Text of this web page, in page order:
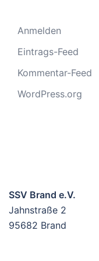
Anmelden
Eintrags-Feed
Kommentar-Feed
WordPress.org
SSV Brand e.V.
Jahnstraße 2
95682 Brand